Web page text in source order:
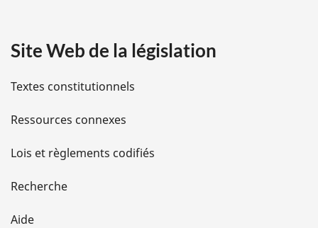
i
l
s
d
e
l
Site Web de la législation
Textes constitutionnels
Ressources connexes
Lois et règlements codifiés
Recherche
Aide